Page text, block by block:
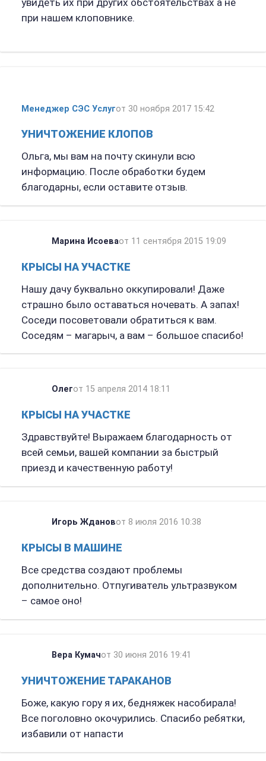
при нашем клоповнике.
Менеджер СЭС Услугот 30 ноября 2017 15:42
УНИЧТОЖЕНИЕ КЛОПОВ
Ольга, мы вам на почту скинули всю
информацию. После обработки будем
благодарны, если оставите отзыв.
Марина Исоеваот 11 сентября 2015 19:09
КРЫСЫ НА УЧАСТКЕ
Нашу дачу буквально оккупировали! Даже
страшно было оставаться ночевать. А запах!
Соседи посоветовали обратиться к вам.
Соседям – магарыч, а вам – большое спасибо!
Олегот 15 апреля 2014 18:11
КРЫСЫ НА УЧАСТКЕ
Здравствуйте! Выражаем благодарность от
всей семьи, вашей компании за быстрый
приезд и качественную работу!
Игорь Ждановот 8 июля 2016 10:38
КРЫСЫ В МАШИНЕ
Все средства создают проблемы
дополнительно. Отпугиватель ультразвуком
– самое оно!
Вера Кумачот 30 июня 2016 19:41
УНИЧТОЖЕНИЕ ТАРАКАНОВ
Боже, какую гору я их, бедняжек насобирала!
Все поголовно окочурились. Спасибо ребятки,
избавили от напасти